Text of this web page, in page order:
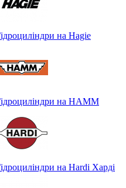
на Hagie
на HAMM
на Hardi Харді